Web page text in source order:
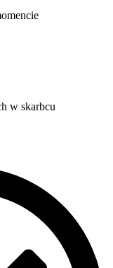
w skarbcu